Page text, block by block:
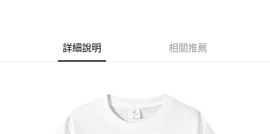
付款後7-11取貨
每筆NT$60，滿NT$1,000(含以上)免運費
每筆NT$120，滿NT$1,200(含以上)免運費
詳細說明 相關推薦